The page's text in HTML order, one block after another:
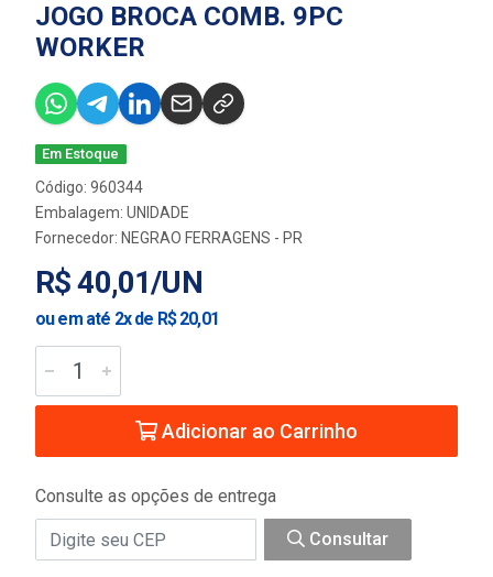
JOGO BROCA COMB. 9PC
WORKER
Em Estoque
Código: 960344
Embalagem: UNIDADE
Fornecedor: NEGRAO FERRAGENS - PR
R$ 40,01/UN
ou em até 2x de R$ 20,01
Adicionar ao Carrinho
Consulte as opções de entrega
Consultar